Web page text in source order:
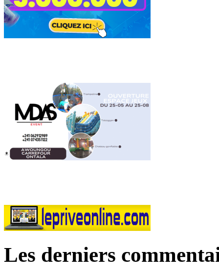
Les derniers